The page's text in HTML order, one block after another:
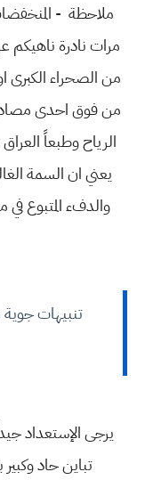
ملاحظة -
مرات نادرة ناهيكم
من الصحراء
من فوق احدى
الرياح وطبعاً العراق
يعني ان السمة
والدفء المتبوع
تنبيهات
يرجى الإستعداد
تباين حاد